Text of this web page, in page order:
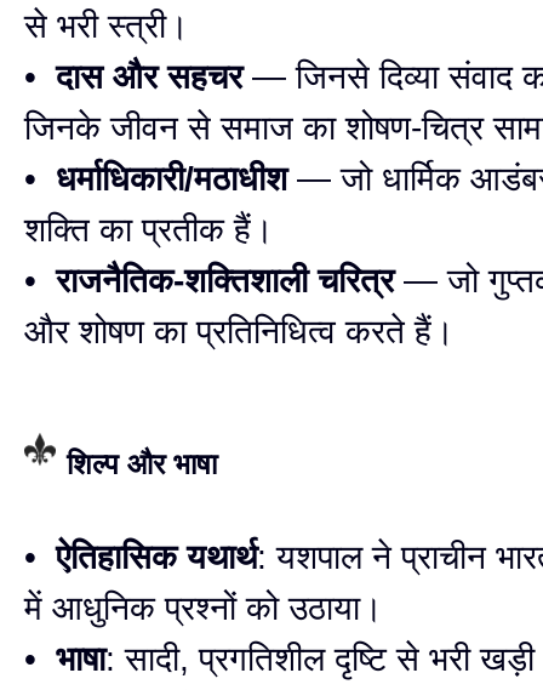
से भरी स्त्री।
•दास और सहचर— जिनसे दिव्या संवाद
जिनके जीवन से समाज का शोषण-चित्र
• धर्माधिकारी/मठाधीश— जो धार्मिक
शक्ति का प्रतीक हैं।
•राजनैतिक-शक्तिशाली चरित्र— जो
और शोषण का प्रतिनिधित्व करते हैं।
शिल्प और भाषा
•ऐतिहासिक यथार्थ: यशपाल ने प्राचीन
में आधुनिक प्रश्नों को उठाया।
• भाषा: सादी, प्रगतिशील दृष्टि से भरी खड़ी